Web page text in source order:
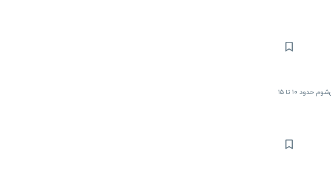
محیط بیمارستان نیست مورد مطالعه کارکنان شرکت های دانش بنیان هستند ترجیح پارک های علم و فناوری دانشگاه هاست دوستان سلام ممنون می‌شوم حدود ۱۰ تا ۱۵